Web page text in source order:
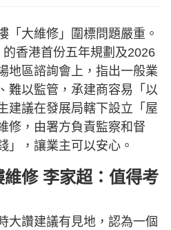
「大維修」圍標問題嚴重。
香港首份五年規劃及2026
地區諮詢會上，指出一般業
難以監管，承建商容易「以
建議在發展局轄下設立「屋
修，由署方負責監察和督
」，讓業主可以安心。
修 李家超：值得考
大讚建議有見地，認為一個